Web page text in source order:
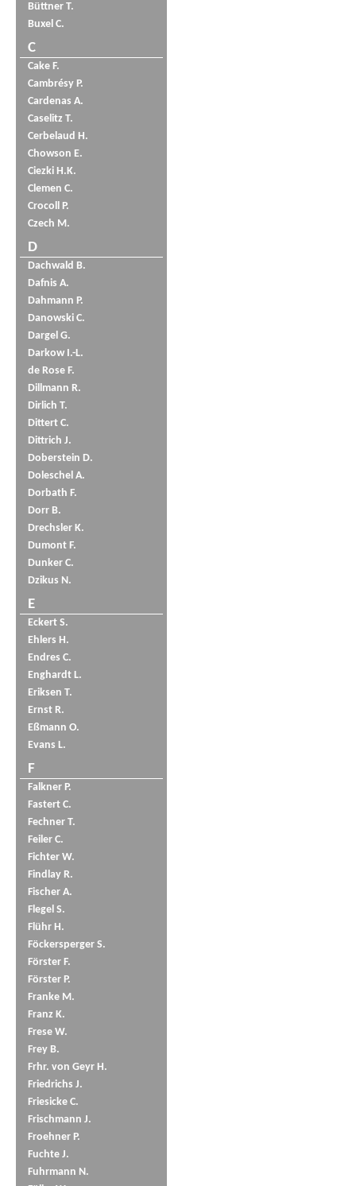
Büttner T.
Buxel C.
C
Cake F.
Cambrésy P.
Cardenas A.
Caselitz T.
Cerbelaud H.
Chowson E.
Ciezki H.K.
Clemen C.
Crocoll P.
Czech M.
D
Dachwald B.
Dafnis A.
Dahmann P.
Danowski C.
Dargel G.
Darkow I.-L.
de Rose F.
Dillmann R.
Dirlich T.
Dittert C.
Dittrich J.
Doberstein D.
Doleschel A.
Dorbath F.
Dorr B.
Drechsler K.
Dumont F.
Dunker C.
Dzikus N.
E
Eckert S.
Ehlers H.
Endres C.
Enghardt L.
Eriksen T.
Ernst R.
Eßmann O.
Evans L.
F
Falkner P.
Fastert C.
Fechner T.
Feiler C.
Fichter W.
Findlay R.
Fischer A.
Flegel S.
Flühr H.
Föckersperger S.
Förster F.
Förster P.
Franke M.
Franz K.
Frese W.
Frey B.
Frhr. von Geyr H.
Friedrichs J.
Friesicke C.
Frischmann J.
Froehner P.
Fuchte J.
Fuhrmann N.